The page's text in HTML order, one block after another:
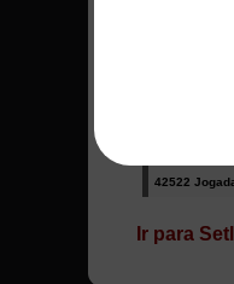
42522
Ir para